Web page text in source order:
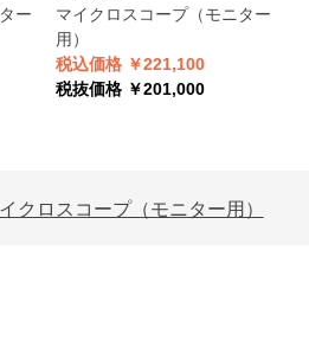
ー
マイクロスコープ（モニター
用）
税込価格 ￥221,100
税抜価格 ￥201,000
クロスコープ（モニター用）